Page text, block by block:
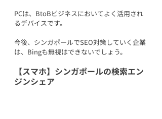
PCは、BtoBビジネスにおいてよく活用され
るデバイスです。
今後、シンガポールでSEO対策していく企業
は、Bingも無視はできないでしょう。
【スマホ】シンガポールの検索エン
ジンシェア